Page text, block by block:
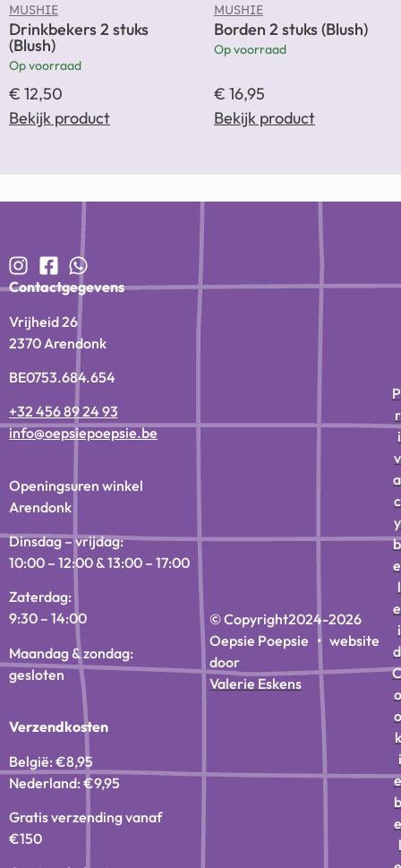
MUSHIE
Drinkbekers 2 stuks
(Blush)
Op voorraad
€ 12,50
Bekijk product
MUSHIE
Borden 2 stuks (Blush)
Op voorraad
€ 16,95
Bekijk product
Contactgegevens
Vrijheid 26
2370 Arendonk
BE0753.684.654
+32 456 89 24 93
info@oepsiepoepsie.be
Openingsuren winkel
Arendonk
Dinsdag – vrijdag:
10:00 – 12:00 & 13:00 – 17:00
Zaterdag:
9:30 – 14:00
Maandag & zondag:
gesloten
Verzendkosten
België: €8,95
Nederland: €9,95
Gratis verzending vanaf
€150
© Copyright2024-2026
Oepsie Poepsie • website
door
Valerie Eskens
P
r
i
v
a
c
y
b
e
l
e
i
d
C
o
o
k
i
e
b
e
l